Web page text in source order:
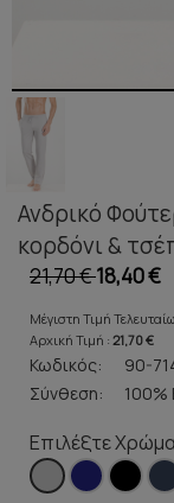
Ανδρικό
κορδόνι &
21,70 €18,40 €
Μέγιστη Τιμή
Αρχική Τιμή : 21,70 €
Κωδικός:
90-
Σύνθεση:
100%
Επιλέξτε